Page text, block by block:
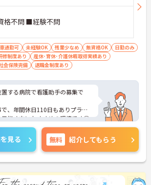
ッフで支援、国基準を上回る人員
体制が敷かれているため、業務に
利用者様のペースに合わせたサ
福祉を実践できる環境が整って
格不問 ■経験不問
車通勤可 未経験OK 残業少なめ 無資格OK
日勤のみ
修制度あり
産休･育休･介護休暇取得実績あり
会保険完備 退職金制度あり
する病院で看護助手の募集で
、年間休日110日もありプライ
目指す方におすすめの環境です◎
内のため通勤も楽々♪昇給や賞与
が評価されてしっかりと還元さ
手当もあるのは嬉しいポイント
味がございましたら面接のポイ
ので是非ご応募お待ちしており
見る 無料 紹介してもらう